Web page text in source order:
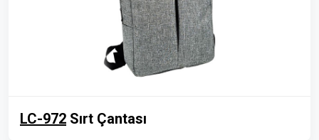
LC-972 Sırt Çantası